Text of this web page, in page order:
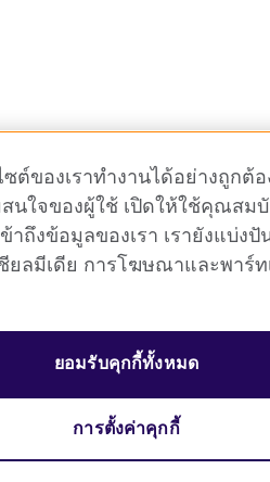
ซต์ของเราทำงานได้อย่างถูกต้
ใจของผู้ใช้ เปิดให้ใช้คุณสมบั
าถึงข้อมูลของเรา เรายังแบ่ง
ยลมีเดีย การโฆษณาและพาร์ท
ยอมรับคุกกี้ทั้งหมด
การตั้งค่าคุกกี้